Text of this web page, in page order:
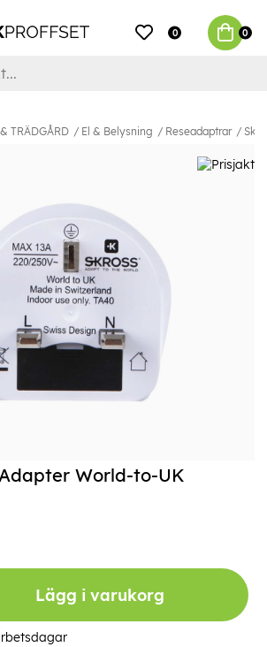
0 0
TRÄDGÅRD El & Belysning Reseadaptrar
World-to-UK
Lägg i varukorg